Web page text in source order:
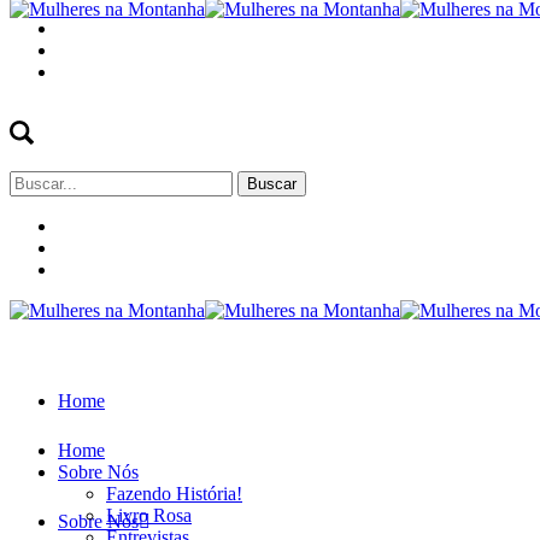
Buscar
por:
Home
Sobre Nós
Home
Sobre Nós
Fazendo História!
Livro Rosa